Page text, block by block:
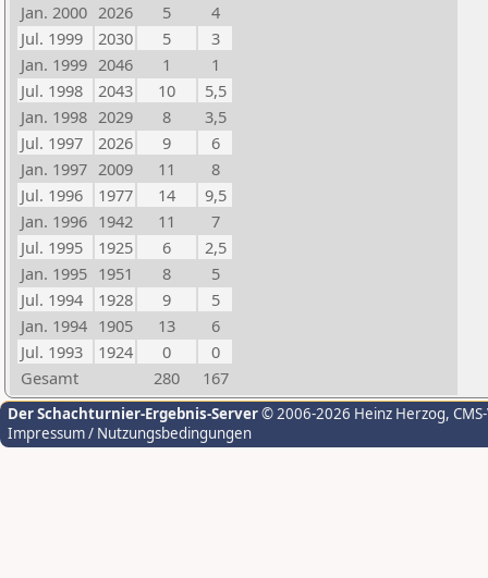
Jan. 2000 2026 5
4
Jul. 1999
2030 5
3
Jan. 1999 2046 1
1
Jul. 1998
2043 10
5,5
Jan. 1998 2029 8
3,5
Jul. 1997
2026 9
6
Jan. 1997 2009 11
8
Jul. 1996
1977 14
9,5
Jan. 1996 1942 11
7
Jul. 1995
1925 6
2,5
Jan. 1995 1951 8
5
Jul. 1994
1928 9
5
Jan. 1994 1905 13
6
Jul. 1993
1924 0
0
Gesamt
280 167
Der Schachturnier-Ergebnis-Server© 2006-2026 Heinz Herzog,
Impressum / Nutzungsbedingungen